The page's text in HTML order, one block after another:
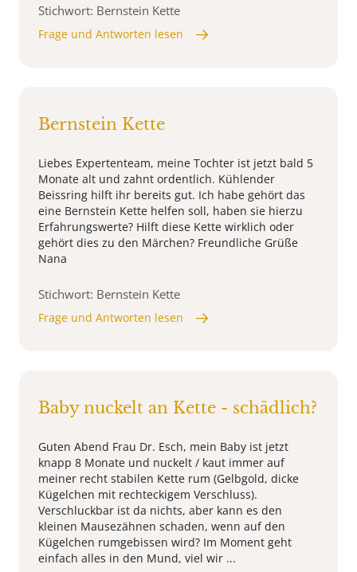
Stichwort: Bernstein Kette
Frage und Antworten lesen
Bernstein Kette
Liebes Expertenteam, meine Tochter ist jetzt bald 5
Monate alt und zahnt ordentlich. Kühlender
Beissring hilft ihr bereits gut. Ich habe gehört das
eine Bernstein Kette helfen soll, haben sie hierzu
Erfahrungswerte? Hilft diese Kette wirklich oder
gehört dies zu den Märchen? Freundliche Grüße
Nana
Stichwort: Bernstein Kette
Frage und Antworten lesen
Baby nuckelt an Kette - schädlich?
Guten Abend Frau Dr. Esch, mein Baby ist jetzt
knapp 8 Monate und nuckelt / kaut immer auf
meiner recht stabilen Kette rum (Gelbgold, dicke
Kügelchen mit rechteckigem Verschluss).
Verschluckbar ist da nichts, aber kann es den
kleinen Mausezähnen schaden, wenn auf den
Kügelchen rumgebissen wird? Im Moment geht
einfach alles in den Mund, viel wir ...